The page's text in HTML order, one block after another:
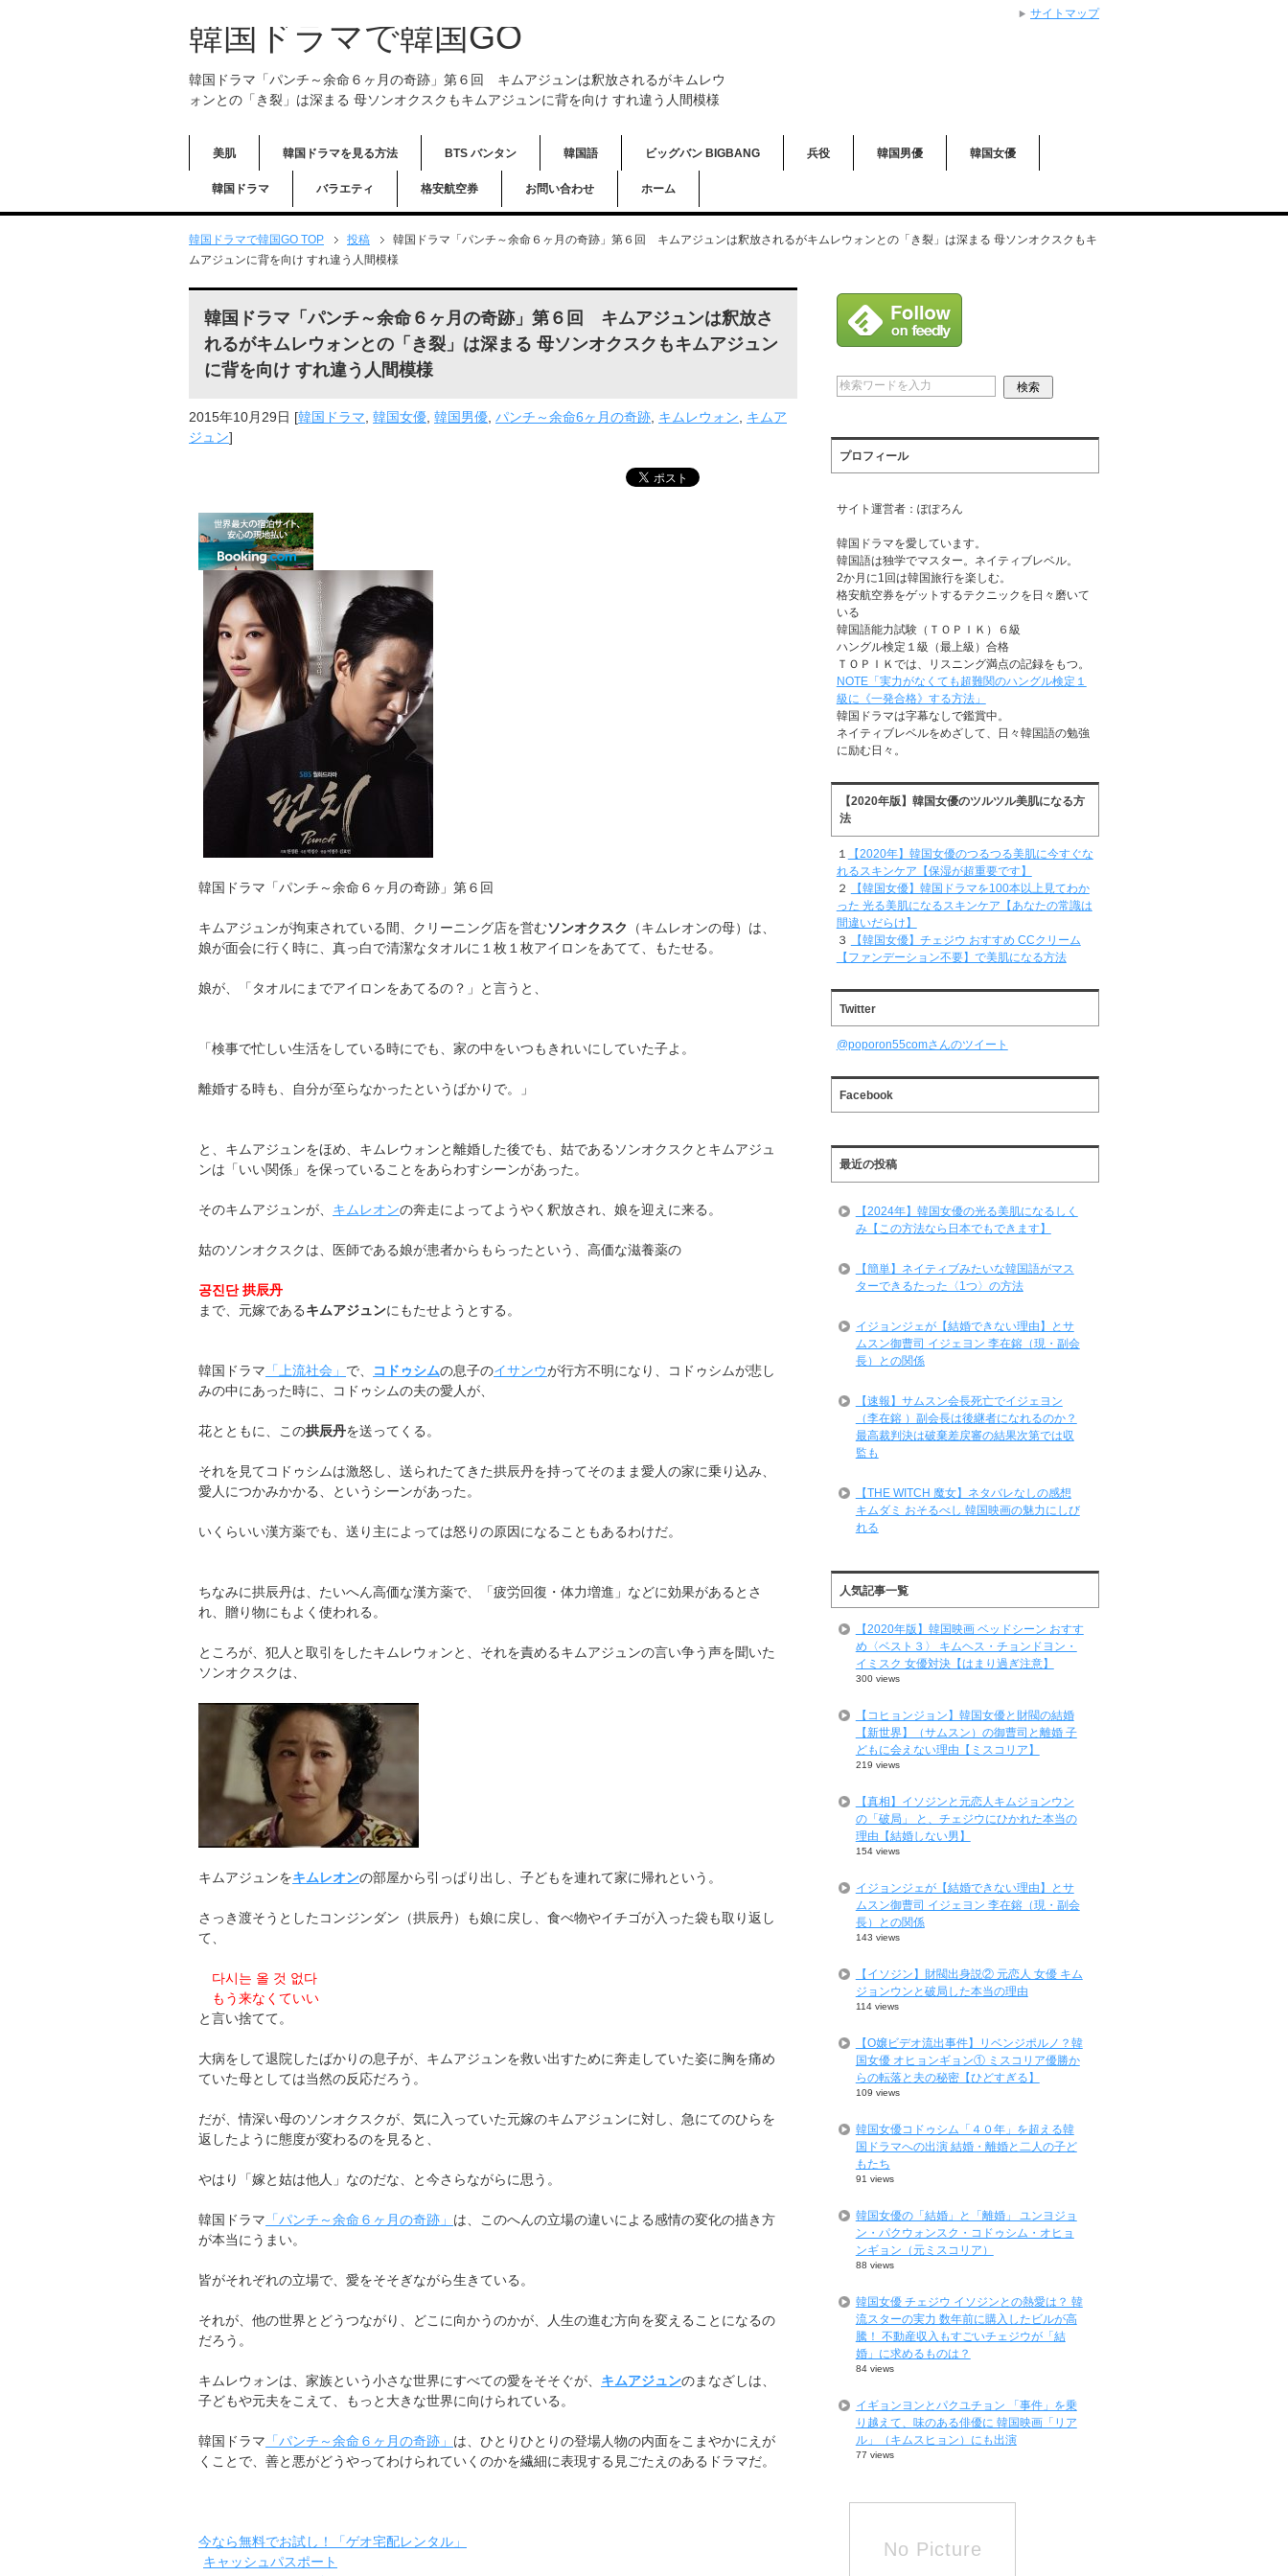
韓国ドラマで韓国GO
韓国ドラマ「パンチ～余命６ヶ月の奇跡」第６回 キムアジュンは釈放されるがキムレウ
ォンとの「き裂」は深まる 母ソンオクスクもキムアジュンに背を向け すれ違う人間模様
美肌 韓国ドラマを見る方法 BTS バンタン 韓国語 ビッグバン BIGBANG 兵役 韓国男優 韓国女優
韓国ドラマ バラエティ 格安航空券 お問い合わせ ホーム
韓国ドラマで韓国GO TOP 投稿
韓国ドラマ「パンチ～余命６ヶ月の奇跡」第６回 キムアジュンは釈放されるがキムレウォンとの「き裂」は深まる 母ソンオクスクもキ
ムアジュンに背を向け すれ違う人間模様
韓国ドラマ「パンチ～余命６ヶ月の奇跡」第６回 キムアジュンは釈放さ
れるがキムレウォンとの「き裂」は深まる 母ソンオクスクもキムアジュン
に背を向け すれ違う人間模様
2015年10月29日 [韓国ドラマ 韓国女優 韓国男優 パンチ～余命6ヶ月の奇跡 キムレウォン
キムア
ジュン]
韓国ドラマ「パンチ～余命６ヶ月の奇跡」第６回
キムアジュンが拘束されている間、クリーニング店を営むソンオクスク
（キムレオンの母）は、
娘が面会に行く時に、真っ白で清潔なタオルに１枚１枚アイロンをあてて、もたせる。
娘が、「タオルにまでアイロンをあてるの？」と言うと、
「検事で忙しい生活をしている時にでも、家の中をいつもきれいにしていた子よ。
離婚する時も、自分が至らなかったというばかりで。」
と、キムアジュンをほめ、キムレウォンと離婚した後でも、姑であるソンオクスクとキムアジュ
ンは「いい関係」を保っていることをあらわすシーンがあった。
そのキムアジュンが、 キムレオンの奔走によってようやく釈放され、娘を迎えに来る。
姑のソンオクスクは、医師である娘が患者からもらったという、高価な滋養薬の
공진단 拱辰丹
まで、元嫁であるキムアジュンにもたせようとする。
韓国ドラマ 「上流社会」 で、 コドゥシムの息子のイサンウが行方不明になり、コドゥシムが悲し
みの中にあった時に、コドゥシムの夫の愛人が、
花とともに、この拱辰丹を送ってくる。
それを見てコドゥシムは激怒し、送られたてきた拱辰丹を持ってそのまま愛人の家に乗り込み、
愛人につかみかかる、というシーンがあった。
いくらいい漢方薬でも、送り主によっては怒りの原因になることもあるわけだ。
ちなみに拱辰丹は、たいへん高価な漢方薬で、「疲労回復・体力増進」などに効果があるとさ
れ、贈り物にもよく使われる。
ところが、犯人と取引をしたキムレウォンと、それを責めるキムアジュンの言い争う声を聞いた
ソンオクスクは、
キムアジュンをキムレオンの部屋から引っぱり出し、子どもを連れて家に帰れという。
さっき渡そうとしたコンジンダン（拱辰丹）も娘に戻し、食べ物やイチゴが入った袋も取り返し
て、
다시는 올 것 없다
もう来なくていい
と言い捨てて。
大病をして退院したばかりの息子が、キムアジュンを救い出すために奔走していた姿に胸を痛め
ていた母としては当然の反応だろう。
だが、情深い母のソンオクスクが、気に入っていた元嫁のキムアジュンに対し、急にてのひらを
返したように態度が変わるのを見ると、
やはり「嫁と姑は他人」なのだな、と今さらながらに思う。
韓国ドラマ 「パンチ～余命６ヶ月の奇跡」 は、このへんの立場の違いによる感情の変化の描き方
が本当にうまい。
皆がそれぞれの立場で、愛をそそぎながら生きている。
それが、他の世界とどうつながり、どこに向かうのかが、人生の進む方向を変えることになるの
だろう。
キムレウォンは、家族という小さな世界にすべての愛をそそぐが、 キムアジュンのまなざしは、
子どもや元夫をこえて、もっと大きな世界に向けられている。
韓国ドラマ 「パンチ～余命６ヶ月の奇跡」 は、ひとりひとりの登場人物の内面をこまやかにえが
くことで、善と悪がどうやってわけられていくのかを繊細に表現する見ごたえのあるドラマだ。
今なら無料でお試し！「ゲオ宅配レンタル」
キャッシュパスポート
プロフィール
サイト運営者：ぽぽろん
韓国ドラマを愛しています。
韓国語は独学でマスター。ネイティブレベル。
2か月に1回は韓国旅行を楽しむ。
格安航空券をゲットするテクニックを日々磨いて
いる
韓国語能力試験（ＴＯＰＩＫ）６級
ハングル検定１級（最上級）合格
ＴＯＰＩＫでは、リスニング満点の記録をもつ。
NOTE「実力がなくても超難関のハングル検定１
級に《一発合格》する方法」
韓国ドラマは字幕なしで鑑賞中。
ネイティブレベルをめざして、日々韓国語の勉強
に励む日々。
【2020年版】韓国女優のツルツル美肌になる方
法
１
【2020年】韓国女優のつるつる美肌に今すぐな
れるスキンケア【保湿が超重要です】
２
【韓国女優】韓国ドラマを100本以上見てわか
った 光る美肌になるスキンケア【あなたの常識は
間違いだらけ】
３
【韓国女優】チェジウ おすすめ CCクリーム
【ファンデーション不要】で美肌になる方法
Twitter
@poporon55comさんのツイート
Facebook
最近の投稿
【2024年】韓国女優の光る美肌になるしく
み【この方法なら日本でもできます】
【簡単】ネイティブみたいな韓国語がマス
ターできるたった〈1つ〉の方法
イジョンジェが【結婚できない理由】とサ
ムスン御曹司 イジェヨン 李在鎔（現・副会
長）との関係
【速報】サムスン会長死亡でイジェヨン
（李在鎔 ）副会長は後継者になれるのか？
最高裁判決は破棄差戻審の結果次第では収
監も
【THE WITCH 魔女】ネタバレなしの感想
キムダミ おそるべし 韓国映画の魅力にしび
れる
人気記事一覧
【2020年版】韓国映画 ベッドシーン おすす
め〈ベスト３〉 キムヘス・チョンドヨン・
イミスク 女優対決【はまり過ぎ注意】
300 views
【コヒョンジョン】韓国女優と財閥の結婚
【新世界】（サムスン）の御曹司と離婚 子
どもに会えない理由【ミスコリア】
219 views
【真相】イソジンと元恋人キムジョンウン
の「破局」 と、チェジウにひかれた本当の
理由【結婚しない男】
154 views
イジョンジェが【結婚できない理由】とサ
ムスン御曹司 イジェヨン 李在鎔（現・副会
長）との関係
143 views
【イソジン】財閥出身説② 元恋人 女優 キム
ジョンウンと破局した本当の理由
114 views
【O嬢ビデオ流出事件】リベンジポルノ？韓
国女優 オヒョンギョン① ミスコリア優勝か
らの転落と夫の秘密【ひどすぎる】
109 views
韓国女優コドゥシム「４０年」を超える韓
国ドラマへの出演 結婚・離婚と二人の子ど
もたち
91 views
韓国女優の「結婚」と「離婚」 ユンヨジョ
ン・パクウォンスク・コドゥシム・オヒョ
ンギョン（元ミスコリア）
88 views
韓国女優 チェジウ イソジンとの熱愛は？ 韓
流スターの実力 数年前に購入したビルが高
騰！ 不動産収入もすごいチェジウが「結
婚」に求めるものは？
84 views
イギョンヨンとパクユチョン 「事件」を乗
り越えて、味のある俳優に 韓国映画「リア
ル」（キムスヒョン）にも出演
77 views
サイトマップ